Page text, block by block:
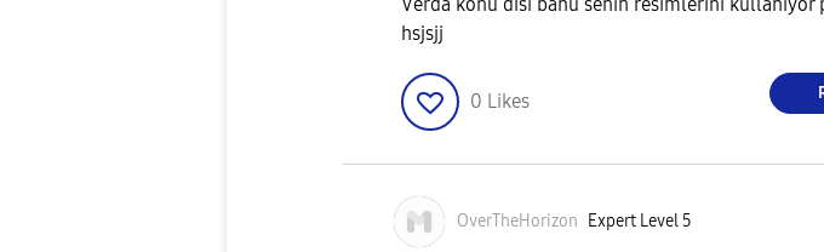
hsjsjj
0 Likes
OverTheHorizon Expert Level 5